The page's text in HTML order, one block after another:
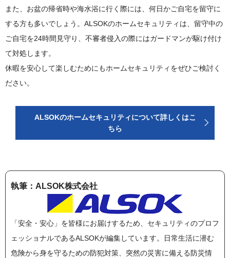
また、お盆の帰省時や海水浴に行く際には、何日かご自宅を留守に
する方も多いでしょう。ALSOKのホームセキュリティは、留守中の
ご自宅を24時間見守り、不審者侵入の際にはガードマンが駆け付け
て対処します。
休暇を安心して楽しむためにもホームセキュリティをぜひご検討く
ださい。
ALSOKのホームセキュリティについて詳しくはこ
ちら
執筆：ALSOK株式会社
「安全・安心」を皆様にお届けするため、セキュリティのプロフ
ェッショナルであるALSOKが編集しています。日常生活に潜む
危険から身を守るための防犯対策、突然の災害に備える防災情